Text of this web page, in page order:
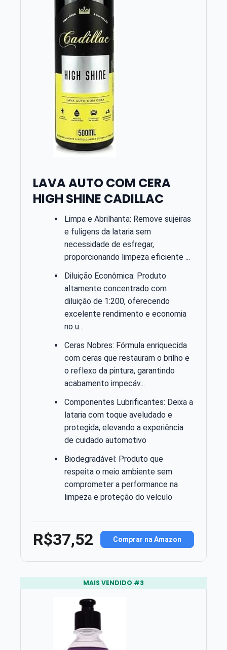
LAVA AUTO COM CERA
HIGH SHINE CADILLAC
Limpa e Abrilhanta: Remove sujeiras
e fuligens da lataria sem
necessidade de esfregar,
proporcionando limpeza eficiente ...
Diluição Econômica: Produto
altamente concentrado com
diluição de 1:200, oferecendo
excelente rendimento e economia
no u...
Ceras Nobres: Fórmula enriquecida
com ceras que restauram o brilho e
o reflexo da pintura, garantindo
acabamento impecáv...
Componentes Lubrificantes: Deixa a
lataria com toque aveludado e
protegida, elevando a experiência
de cuidado automotivo
Biodegradável: Produto que
respeita o meio ambiente sem
comprometer a performance na
limpeza e proteção do veículo
R$37,52 Comprar na Amazon
MAIS VENDIDO #3